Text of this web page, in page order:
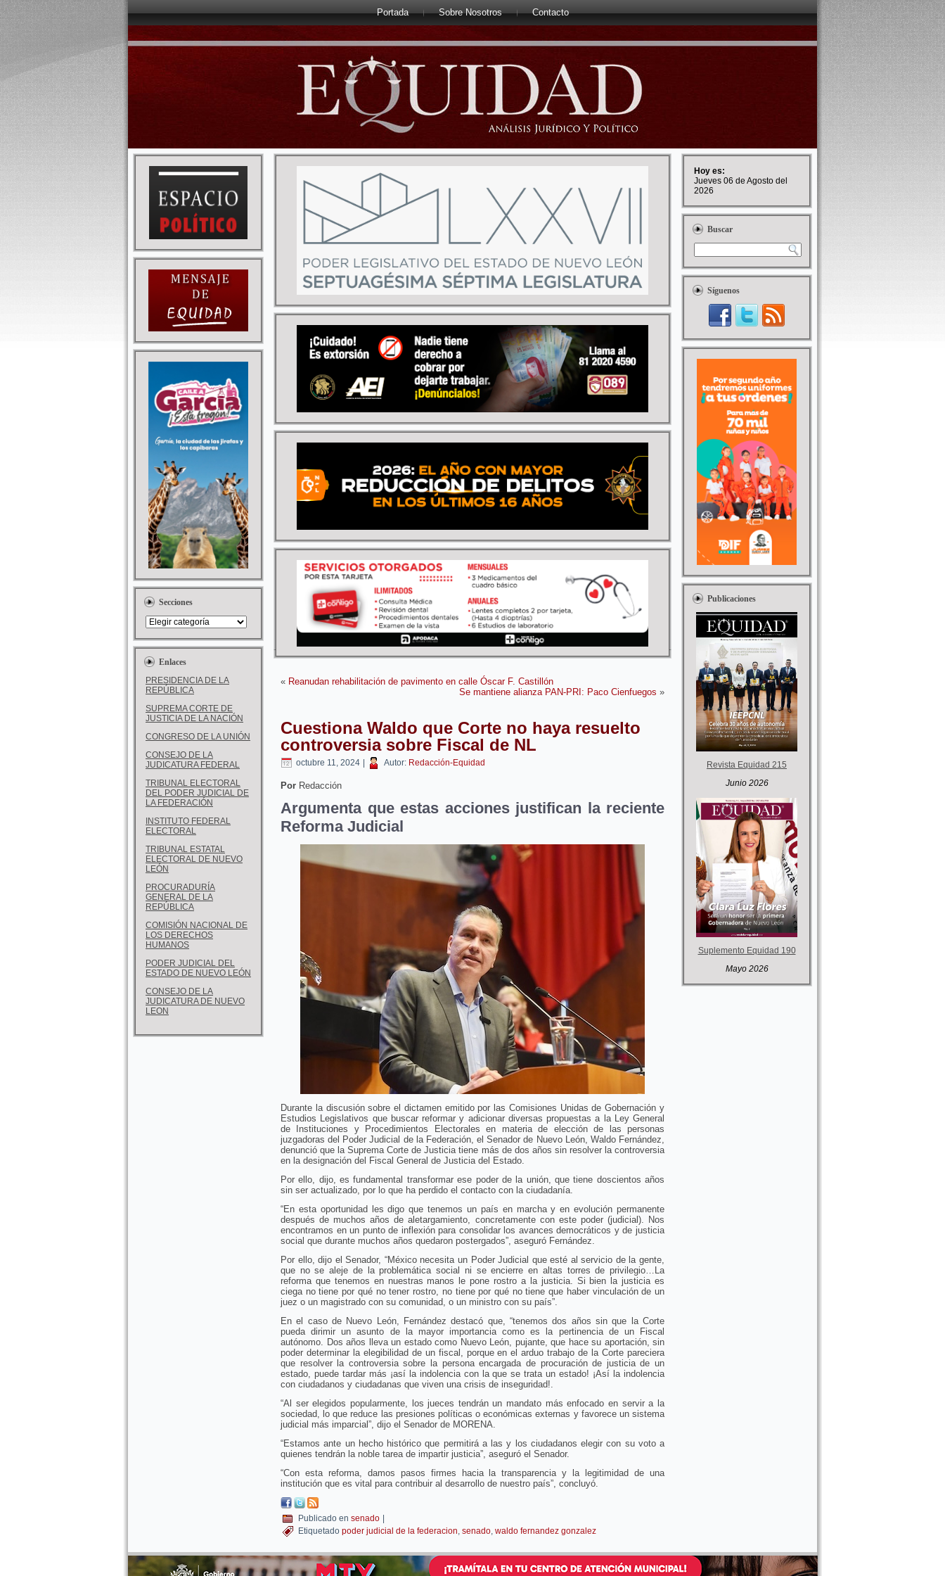
Portada Sobre Nosotros Contacto
Secciones
Enlaces
PRESIDENCIA DE LA
REPÚBLICA
SUPREMA CORTE DE
JUSTICIA DE LA NACIÓN
CONGRESO DE LA UNIÓN
CONSEJO DE LA
JUDICATURA FEDERAL
TRIBUNAL ELECTORAL
DEL PODER JUDICIAL DE
LA FEDERACIÓN
INSTITUTO FEDERAL
ELECTORAL
TRIBUNAL ESTATAL
ELECTORAL DE NUEVO
LEÓN
PROCURADURÍA
GENERAL DE LA
REPÚBLICA
COMISIÓN NACIONAL DE
LOS DERECHOS
HUMANOS
PODER JUDICIAL DEL
ESTADO DE NUEVO LEÓN
CONSEJO DE LA
JUDICATURA DE NUEVO
LEON
« Reanudan rehabilitación de pavimento en calle Óscar F. Castillón
Se mantiene alianza PAN-PRI: Paco Cienfuegos »
Cuestiona Waldo que Corte no haya resuelto
controversia sobre Fiscal de NL
octubre 11, 2024 Autor: Redacción-Equidad
Por Redacción
Argumenta que estas acciones justifican la reciente
Reforma Judicial
Durante la discusión sobre el dictamen emitido por las Comisiones Unidas de Gobernación y
Estudios Legislativos que buscar reformar y adicionar diversas propuestas a la Ley General
de Instituciones y Procedimientos Electorales en materia de elección de las personas
juzgadoras del Poder Judicial de la Federación, el Senador de Nuevo León, Waldo Fernández,
denunció que la Suprema Corte de Justicia tiene más de dos años sin resolver la controversia
en la designación del Fiscal General de Justicia del Estado.
Por ello, dijo, es fundamental transformar ese poder de la unión, que tiene doscientos años
sin ser actualizado, por lo que ha perdido el contacto con la ciudadanía.
“En esta oportunidad les digo que tenemos un país en marcha y en evolución permanente
después de muchos años de aletargamiento, concretamente con este poder (judicial). Nos
encontramos en un punto de inflexión para consolidar los avances democráticos y de justicia
social que durante muchos años quedaron postergados”, aseguró Fernández.
Por ello, dijo el Senador, “México necesita un Poder Judicial que esté al servicio de la gente,
que no se aleje de la problemática social ni se encierre en altas torres de privilegio…La
reforma que tenemos en nuestras manos le pone rostro a la justicia. Si bien la justicia es
ciega no tiene por qué no tener rostro, no tiene por qué no tiene que haber vinculación de un
juez o un magistrado con su comunidad, o un ministro con su país”.
En el caso de Nuevo León, Fernández destacó que, “tenemos dos años sin que la Corte
pueda dirimir un asunto de la mayor importancia como es la pertinencia de un Fiscal
autónomo. Dos años lleva un estado como Nuevo León, pujante, que hace su aportación, sin
poder determinar la elegibilidad de un fiscal, porque en el arduo trabajo de la Corte pareciera
que resolver la controversia sobre la persona encargada de procuración de justicia de un
estado, puede tardar más ¡así la indolencia con la que se trata un estado! ¡Así la indolencia
con ciudadanos y ciudadanas que viven una crisis de inseguridad!.
“Al ser elegidos popularmente, los jueces tendrán un mandato más enfocado en servir a la
sociedad, lo que reduce las presiones políticas o económicas externas y favorece un sistema
judicial más imparcial”, dijo el Senador de MORENA.
“Estamos ante un hecho histórico que permitirá a las y los ciudadanos elegir con su voto a
quienes tendrán la noble tarea de impartir justicia”, aseguró el Senador.
“Con esta reforma, damos pasos firmes hacia la transparencia y la legitimidad de una
institución que es vital para contribuir al desarrollo de nuestro país”, concluyó.
Publicado en senado
Etiquetado poder judicial de la federacion, senado, waldo fernandez gonzalez
Hoy es:
Jueves 06 de Agosto del
2026
Buscar
Síguenos
Publicaciones
Revista Equidad 215
Junio 2026
Suplemento Equidad 190
Mayo 2026